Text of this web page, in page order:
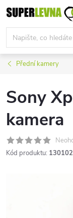
Přejít
na
obsah
Přední kamery
Sony
kamera
Kód produktu: